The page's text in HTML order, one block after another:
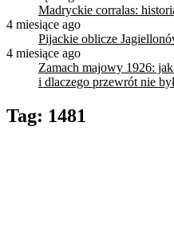
Madryckie corralas:
4 miesiące ago
Pijackie oblicze
4 miesiące ago
Zamach majowy 1926: jak
i dlaczego przewrót nie
Tag: 1481